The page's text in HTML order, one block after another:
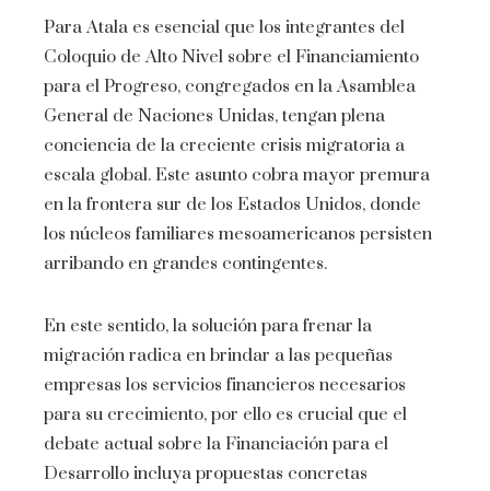
Para Atala es esencial que los integrantes del
Coloquio de Alto Nivel sobre el Financiamiento
para el Progreso, congregados en la Asamblea
General de Naciones Unidas, tengan plena
conciencia de la creciente crisis migratoria a
escala global. Este asunto cobra mayor premura
en la frontera sur de los Estados Unidos, donde
los núcleos familiares mesoamericanos persisten
arribando en grandes contingentes.
En este sentido, la solución para frenar la
migración radica en brindar a las pequeñas
empresas los servicios financieros necesarios
para su crecimiento, por ello es crucial que el
debate actual sobre la Financiación para el
Desarrollo incluya propuestas concretas